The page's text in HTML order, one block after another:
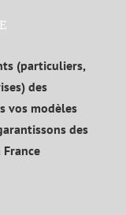
(particuliers,
des
vos modèles
des